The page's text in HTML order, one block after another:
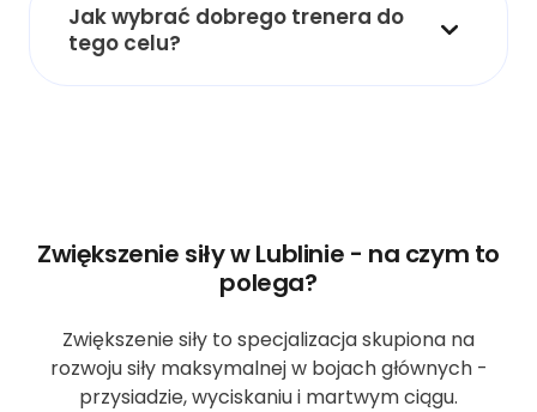
Jak wybrać dobrego trenera do
tego celu?
Zwiększenie siły w Lublinie - na czym to
polega?
Zwiększenie siły to specjalizacja skupiona na
rozwoju siły maksymalnej w bojach głównych -
przysiadzie, wyciskaniu i martwym ciągu.